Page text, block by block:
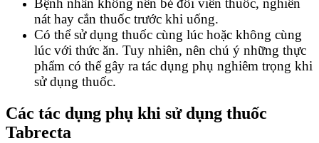
Bệnh nhân không nên bẻ đôi viên thuốc, nghiền
nát hay cắn thuốc trước khi uống.
Có thể sử dụng thuốc cùng lúc hoặc không cùng
lúc với thức ăn. Tuy nhiên, nên chú ý những thực
phẩm có thể gây ra tác dụng phụ nghiêm trọng khi
sử dụng thuốc.
Các tác dụng phụ khi sử dụng thuốc
Tabrecta